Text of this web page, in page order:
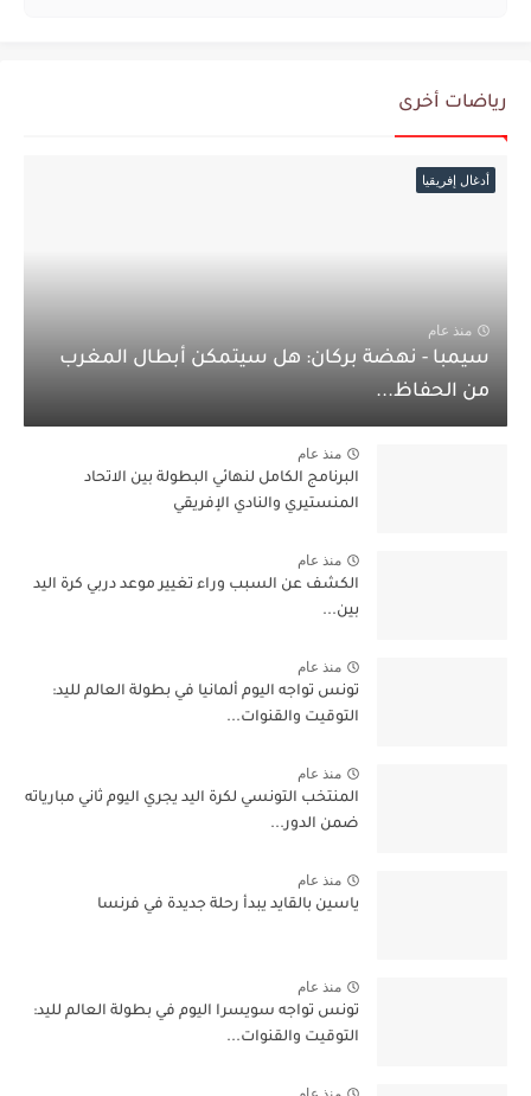
رياضات أخرى
أدغال إفريقيا
منذ عام
سيمبا - نهضة بركان: هل سيتمكن أبطال المغرب
من الحفاظ...
منذ عام
البرنامج الكامل لنهائي البطولة بين الاتحاد
المنستيري والنادي الإفريقي
منذ عام
الكشف عن السبب وراء تغيير موعد دربي كرة اليد
بين...
منذ عام
تونس تواجه اليوم ألمانيا في بطولة العالم لليد:
التوقيت والقنوات...
منذ عام
المنتخب التونسي لكرة اليد يجري اليوم ثاني مبارياته
ضمن الدور...
منذ عام
ياسين بالقايد يبدأ رحلة جديدة في فرنسا
منذ عام
تونس تواجه سويسرا اليوم في بطولة العالم لليد:
التوقيت والقنوات...